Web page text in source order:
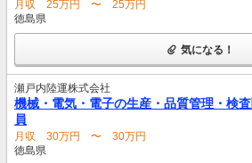
月収 25万円 〜 25万円
徳島県
気になる！
瀬戸内陸運株式会社
機械・電気・電子の生産・品質管理・検
員
月収 30万円 〜 30万円
徳島県